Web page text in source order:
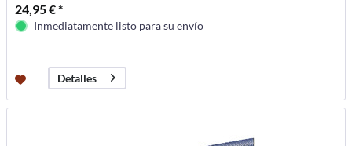
24,95 € *
Inmediatamente listo para su envío
Detalles